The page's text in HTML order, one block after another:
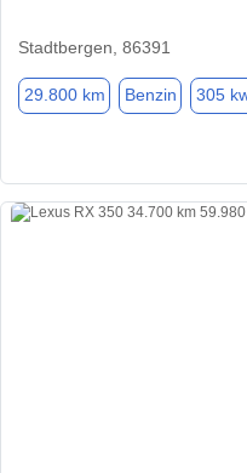
Stadtbergen, 86391
29.800 km Benzin 305